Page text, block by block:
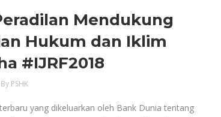
Mendukung
Hukum dan Iklim
#IJRF2018
By PSHK
yang dikeluarkan oleh Bank Dunia tentang